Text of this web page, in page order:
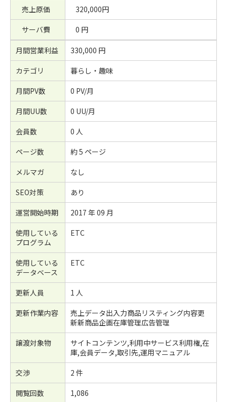
売上原価
320,000円
サーバ費
0 円
月間営業利益
330,000 円
カテゴリ
暮らし・趣味
月間PV数
0 PV/月
月間UU数
0 UU/月
会員数
0 人
ページ数
約 5 ページ
メルマガ
なし
SEO対策
あり
運営開始時期
2017 年 09 月
使用している
プログラム
ETC
使用している
データベース
ETC
更新人員
1 人
更新作業内容
売上データ出入力商品リスティング内容更
新新商品企画在庫管理広告管理
譲渡対象物
サイトコンテンツ,利用中サービス利用権,在
庫,会員データ,取引先,運用マニュアル
交渉
2 件
閲覧回数
1,086